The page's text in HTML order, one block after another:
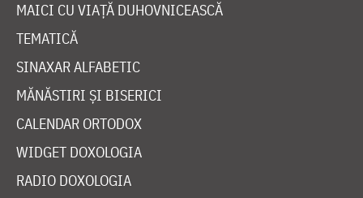
MAICI CU VIAȚĂ DUHOVNICEASCĂ
TEMATICĂ
SINAXAR ALFABETIC
MĂNĂSTIRI ȘI BISERICI
CALENDAR ORTODOX
WIDGET DOXOLOGIA
RADIO DOXOLOGIA